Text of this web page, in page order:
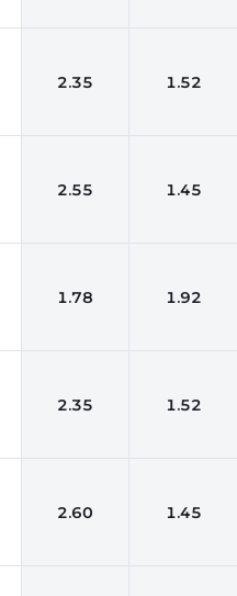
2.35 1.52
2.55 1.45
1.78 1.92
2.35 1.52
2.60 1.45